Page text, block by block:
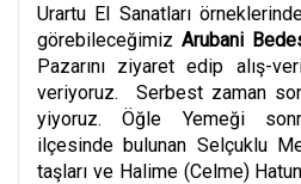
Urartu El Sanatları
görebileceğimiz Arubani
Pazarını ziyaret edip alış-
veriyoruz. Serbest zaman
yiyoruz. Öğle Yemeği
ilçesinde bulunan Selçuklu
taşları ve Halime (Celme)